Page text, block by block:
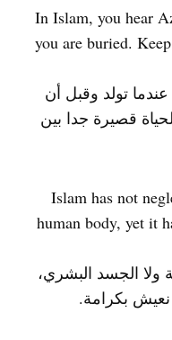
In Islam, you hear
you are buried.
تولد وقبل أن
قصيرة جدا بين
Islam has not
human body, yet it
ولا الجسد البشري،
بكرامة.